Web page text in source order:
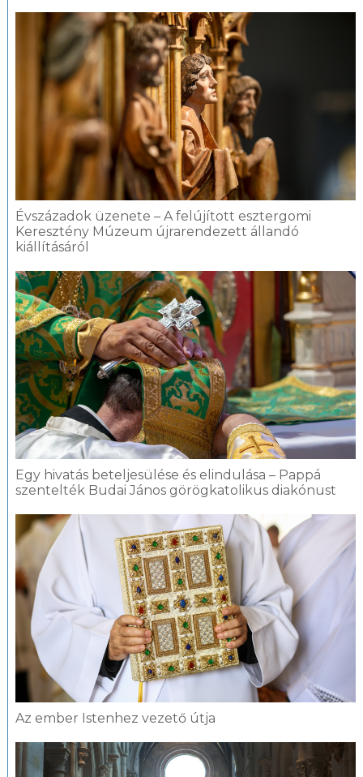
Évszázadok üzenete – A felújított esztergomi
Keresztény Múzeum újrarendezett állandó
kiállításáról
Egy hivatás beteljesülése és elindulása – Pappá
szentelték Budai János görögkatolikus diakónust
Az ember Istenhez vezető útja